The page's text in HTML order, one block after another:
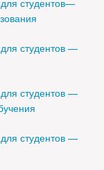
студентов—
студентов —
студентов —
студентов —